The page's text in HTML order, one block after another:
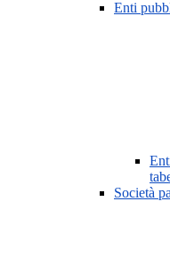
Enti
Società